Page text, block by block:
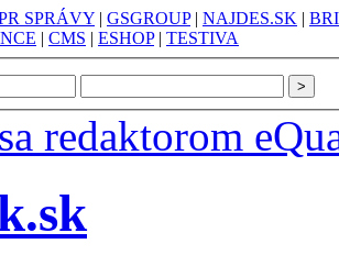
SPRÁVY | GSGROUP| NAJDES.SK |
| CMS | ESHOP| TESTIVA
redaktorom